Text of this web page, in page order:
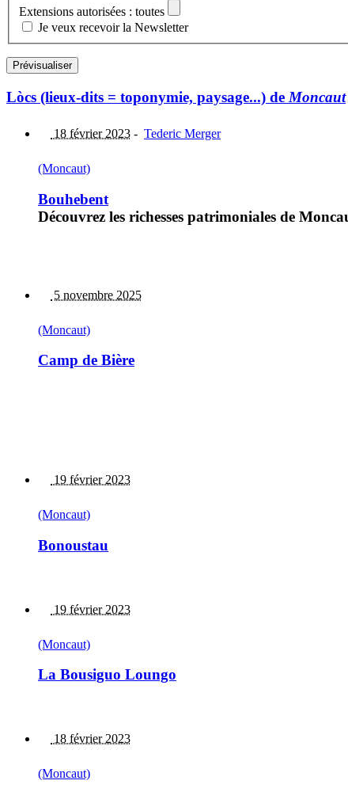
Extensions autorisées : toutes
Je veux recevoir la Newsletter
Lòcs (lieux-dits = toponymie, paysage...) de Moncaut
18 février 2023 - Tederic Merger
(Moncaut)
Bouhebent
Découvrez les richesses patrimoniales de
5 novembre 2025
(Moncaut)
Camp de Bière
19 février 2023
(Moncaut)
Bonoustau
19 février 2023
(Moncaut)
La Bousiguo Loungo
18 février 2023
(Moncaut)